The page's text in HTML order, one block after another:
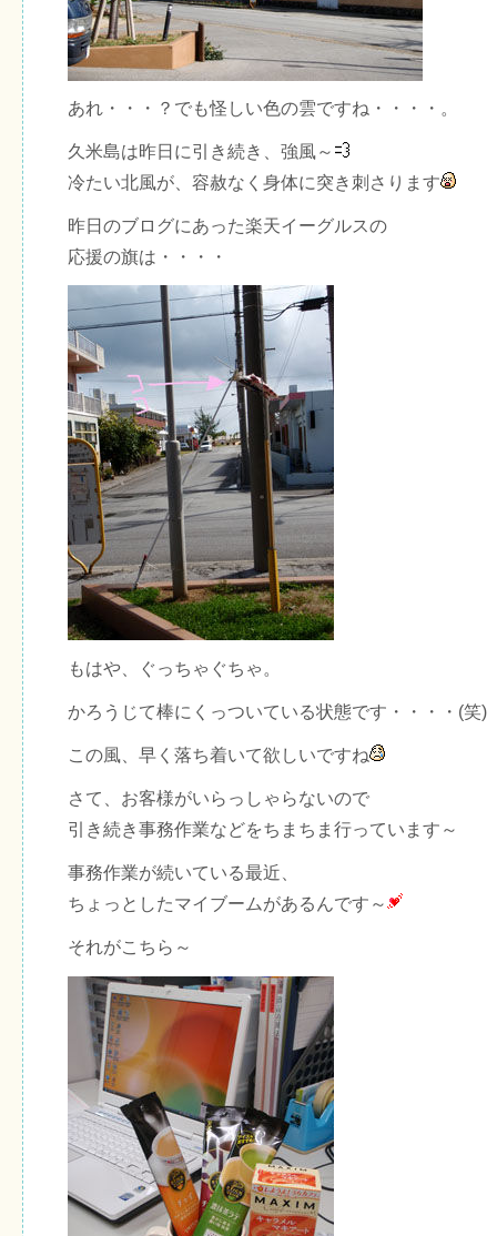
あれ・・・？でも怪しい色の雲ですね・・・・。
久米島は昨日に引き続き、強風～
冷たい北風が、容赦なく身体に突き刺さります
昨日のブログにあった楽天イーグルスの
応援の旗は・・・・
もはや、ぐっちゃぐちゃ。
かろうじて棒にくっついている状態です・・・・(笑)
この風、早く落ち着いて欲しいですね
さて、お客様がいらっしゃらないので
引き続き事務作業などをちまちま行っています～
事務作業が続いている最近、
ちょっとしたマイブームがあるんです～
それがこちら～